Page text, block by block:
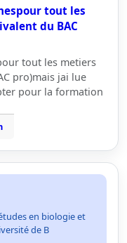
tout les
du BAC
tout les metiers
pro)mais jai lue
pour la formation
en biologie et
de B